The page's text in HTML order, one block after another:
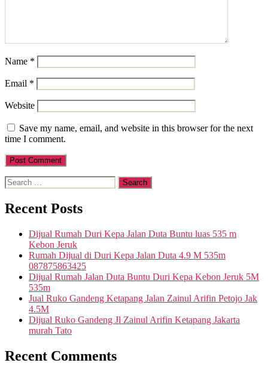
Name *
Email *
Website
Save my name, email, and website in this browser for the next
time I comment.
Search
for:
Recent Posts
Dijual Rumah Duri Kepa Jalan Duta Buntu luas 535 m
Kebon Jeruk
Rumah Dijual di Duri Kepa Jalan Duta 4.9 M 535m
087875863425
Dijual Rumah Jalan Duta Buntu Duri Kepa Kebon Jeruk 5M
535m
Jual Ruko Gandeng Ketapang Jalan Zainul Arifin Petojo Jak
4.5M
Dijual Ruko Gandeng Jl Zainul Arifin Ketapang Jakarta
murah Tato
Recent Comments